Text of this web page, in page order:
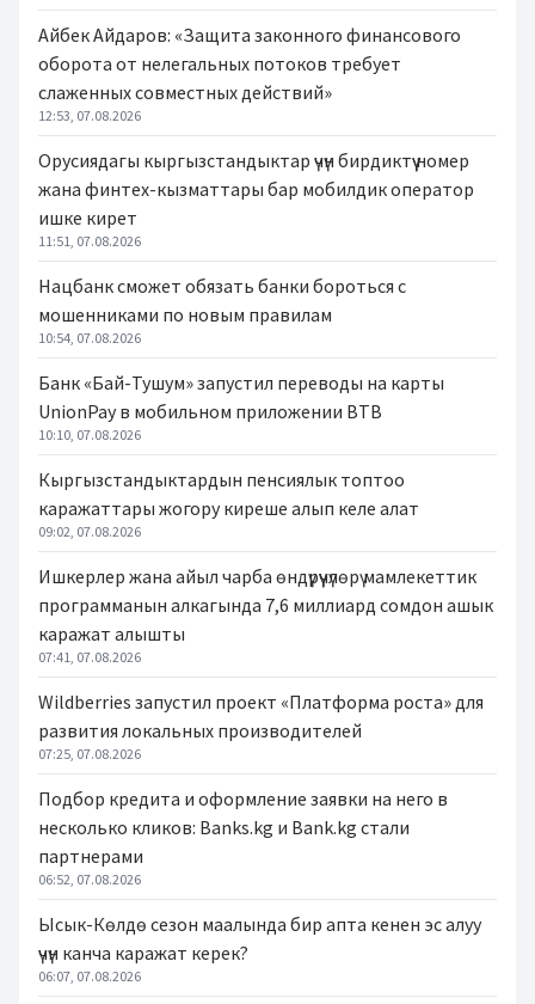
Айбек Айдаров: «Защита законного финансового
оборота от нелегальных потоков требует
слаженных совместных действий»
12:53, 07.08.2026
Орусиядагы кыргызстандыктар үчүн бирдиктүү номер
жана финтех-кызматтары бар мобилдик оператор
ишке кирет
11:51, 07.08.2026
Нацбанк сможет обязать банки бороться с
мошенниками по новым правилам
10:54, 07.08.2026
Банк «Бай-Тушум» запустил переводы на карты
UnionPay в мобильном приложении BTB
10:10, 07.08.2026
Кыргызстандыктардын пенсиялык топтоо
каражаттары жогору киреше алып келе алат
09:02, 07.08.2026
Ишкерлер жана айыл чарба өндүрүүчүлөрү мамлекеттик
программанын алкагында 7,6 миллиард сомдон ашык
каражат алышты
07:41, 07.08.2026
Wildberries запустил проект «Платформа роста» для
развития локальных производителей
07:25, 07.08.2026
Подбор кредита и оформление заявки на него в
несколько кликов: Banks.kg и Bank.kg стали
партнерами
06:52, 07.08.2026
Ысык-Көлдө сезон маалында бир апта кенен эс алуу
үчүн канча каражат керек?
06:07, 07.08.2026